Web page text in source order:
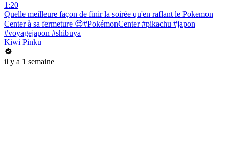
1:20
Quelle meilleure façon de finir la soirée qu'en raflant le Pokemon
Center à sa fermeture 😌#PokémonCenter #pikachu #japon
#voyagejapon #shibuya
Kiwi Pinku
il y a 1 semaine